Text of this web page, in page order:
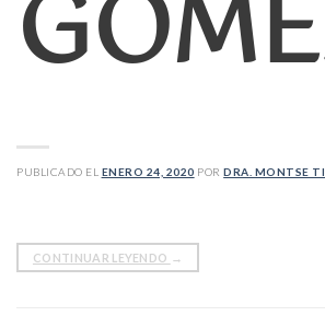
PUBLICADO EL ENERO 24, 2020 PORDRA. MONTSE
CONTINUAR LEYENDO →